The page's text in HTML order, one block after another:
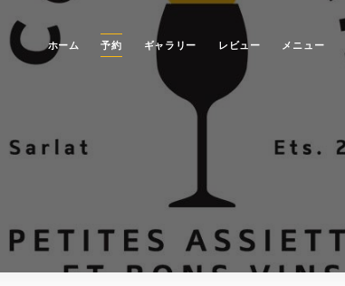
ホーム 予約 ギャラリー レビュー メニュー